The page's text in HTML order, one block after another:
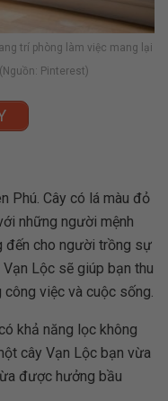
trí phòng làm việc mang lại
Pinterest)
Phú. Cây có lá màu đỏ
những người mệnh
đến cho người trồng sự
Lộc sẽ giúp bạn thu
việc và cuộc sống.
khả năng lọc không
cây Vạn Lộc bạn vừa
được hưởng bầu